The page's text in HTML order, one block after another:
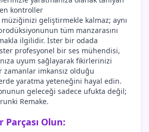
kontroller
geliştirmekle kalmaz; aynı
tüm manzarasını
ilgilidir. İster bir odada
profesyonel bir ses mühendisi,
uyum sağlayarak fikirlerinizi
zamanlar imkansız olduğu
yaratma yeteneğini hayal edin.
geleceği sadece ufukta değil;
Remake.
Olun: